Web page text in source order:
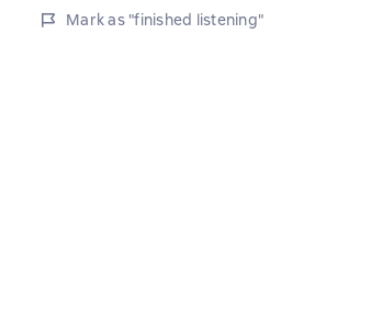
Mark as "finished listening"